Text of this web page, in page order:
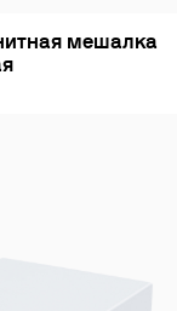
мешалка